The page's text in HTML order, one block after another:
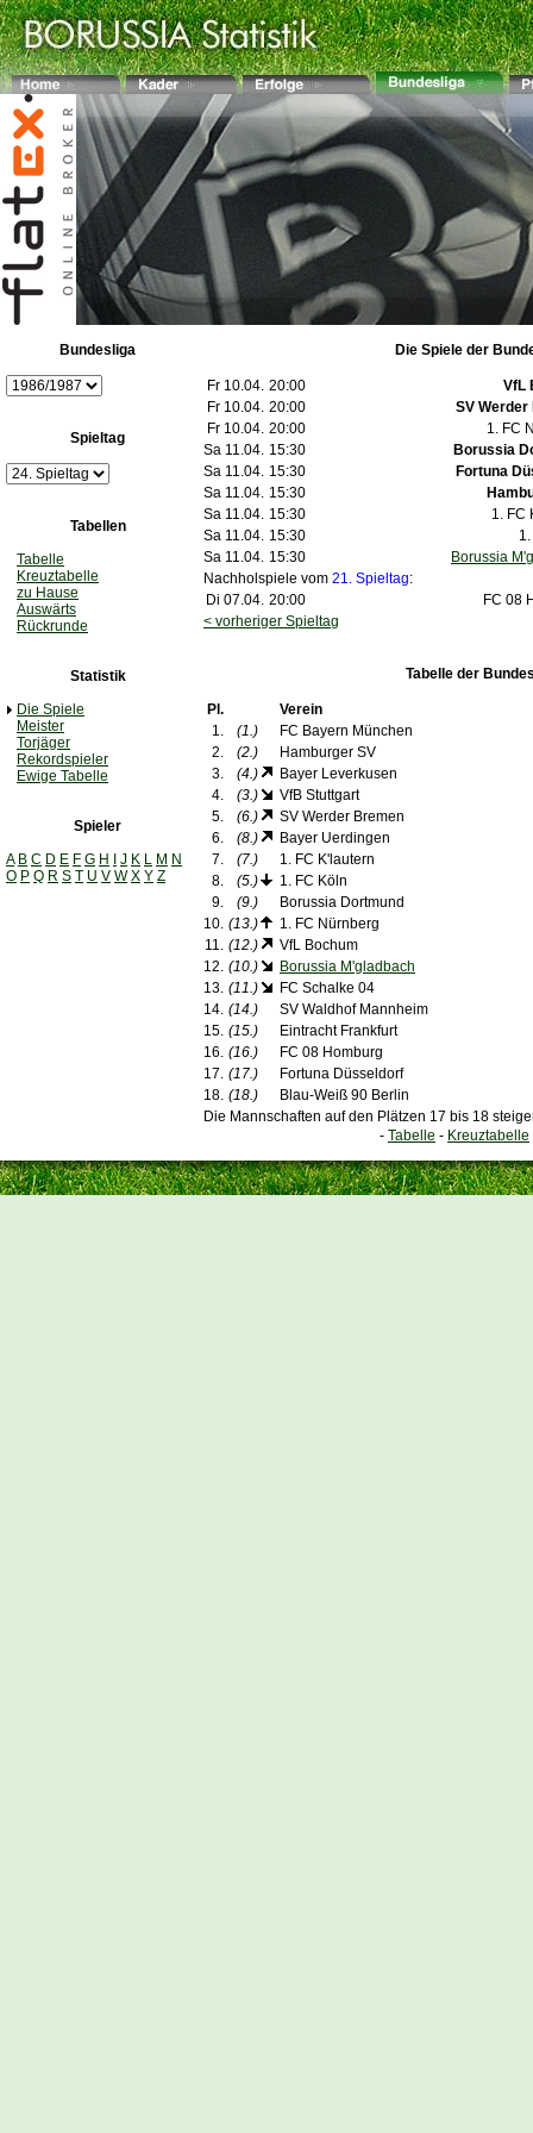
Bundesliga
Spieltag
Tabellen
Tabelle
Kreuztabelle
zu Hause
Auswärts
Rückrunde
Statistik
Die Spiele
Meister
Torjäger
Rekordspieler
Ewige Tabelle
Spieler
A B C D E F G H J K L M N
O P Q R S T U V W X Y Z
Die Spiele der
Fr 10.04. 20:00
VfL
Fr 10.04. 20:00
SV
Fr 10.04. 20:00
1. FC
Sa 11.04. 15:30
Borussia
Sa 11.04. 15:30
Fortuna
Sa 11.04. 15:30
Sa 11.04. 15:30
1. FC
Sa 11.04. 15:30
Sa 11.04. 15:30
Borussia
Nachholspiele vom 21. Spieltag:
Di 07.04. 20:00
FC 08
< vorheriger Spieltag
Tabelle der
Pl.
Verein
1.
(1.)
FC Bayern München
2.
(2.)
Hamburger SV
3.
(4.)
Bayer Leverkusen
4.
(3.)
VfB Stuttgart
5.
(6.)
SV Werder Bremen
6.
(8.)
Bayer Uerdingen
7.
(7.)
1. FC K'lautern
8.
(5.)
1. FC Köln
9.
(9.)
Borussia Dortmund
10. (13.)
1. FC Nürnberg
11. (12.)
VfL Bochum
12. (10.)
Borussia M'gladbach
13. (11.)
FC Schalke 04
14. (14.)
SV Waldhof Mannheim
15. (15.)
Eintracht Frankfurt
16. (16.)
FC 08 Homburg
17. (17.)
Fortuna Düsseldorf
18. (18.)
Blau-Weiß 90 Berlin
Die Mannschaften auf den Plätzen 17 bis 18
- Tabelle - Kreuztabelle